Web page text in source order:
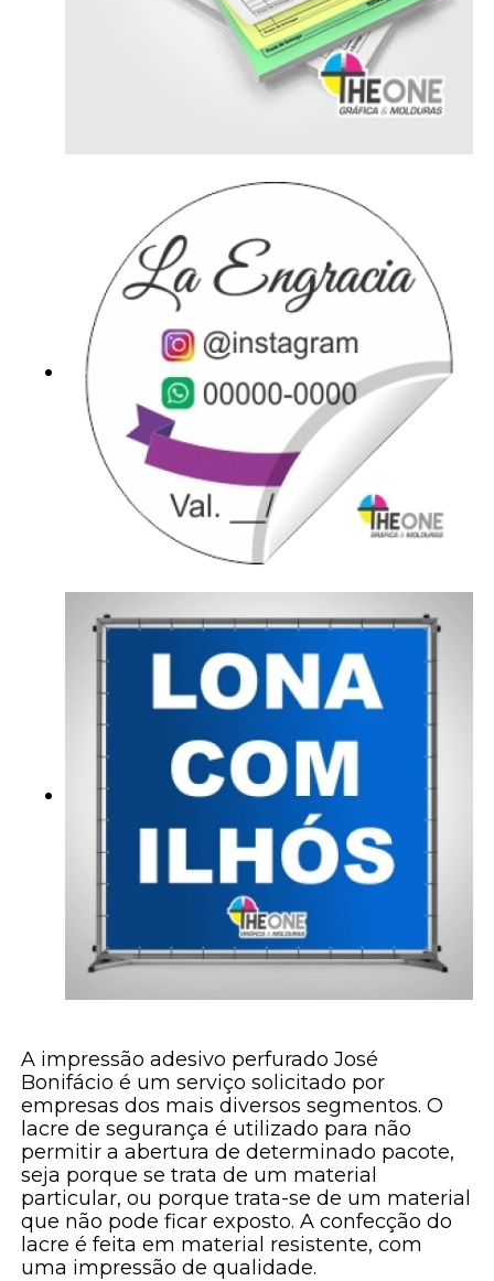
A impressão adesivo perfurado José
Bonifácio é um serviço solicitado por
empresas dos mais diversos segmentos. O
lacre de segurança é utilizado para não
permitir a abertura de determinado pacote,
seja porque se trata de um material
particular, ou porque trata-se de um material
que não pode ficar exposto. A confecção do
lacre é feita em material resistente, com
uma impressão de qualidade.